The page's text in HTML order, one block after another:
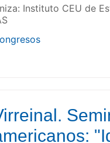
Instituto CEU de